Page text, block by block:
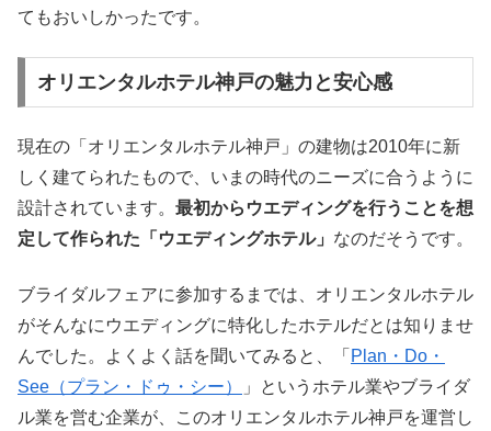
てもおいしかったです。
オリエンタルホテル神戸の魅力と安心感
現在の「オリエンタルホテル神戸」の建物は2010年に新
しく建てられたもので、いまの時代のニーズに合うように
設計されています。 最初からウエディングを行うことを想
定して作られた「ウエディングホテル」 なのだそうです。
ブライダルフェアに参加するまでは、オリエンタルホテル
がそんなにウエディングに特化したホテルだとは知りませ
んでした。よくよく話を聞いてみると、「 Plan・Do・
See（プラン・ドゥ・シー）
」というホテル業やブライダ
ル業を営む企業が、このオリエンタルホテル神戸を運営し